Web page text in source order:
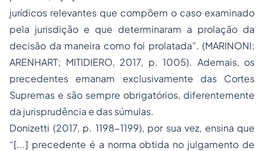
jurídicos relevantes que compõem o caso examinado
pela jurisdição e que determinaram a prolação da
decisão da maneira como foi prolatada”. (MARINONI;
ARENHART; MITIDIERO, 2017, p. 1005). Ademais, os
precedentes emanam exclusivamente das Cortes
Supremas e são sempre obrigatórios, diferentemente
da jurisprudência e das súmulas.
Donizetti (2017, p. 1198-1199), por sua vez, ensina que
“[...] precedente é a norma obtida no julgamento de